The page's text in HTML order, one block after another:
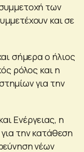
των
και σε
σήμερα ο ήλιος
ρόλος και η
για την
Ενέργειας, η
την κατάθεση
νέων